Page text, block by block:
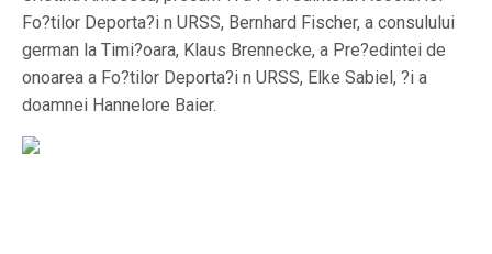
Fo?tilor Deporta?i n URSS, Bernhard Fischer, a consulului
german la Timi?oara, Klaus Brennecke, a Pre?edintei de
onoarea a Fo?tilor Deporta?i n URSS, Elke Sabiel, ?i a
doamnei Hannelore Baier.